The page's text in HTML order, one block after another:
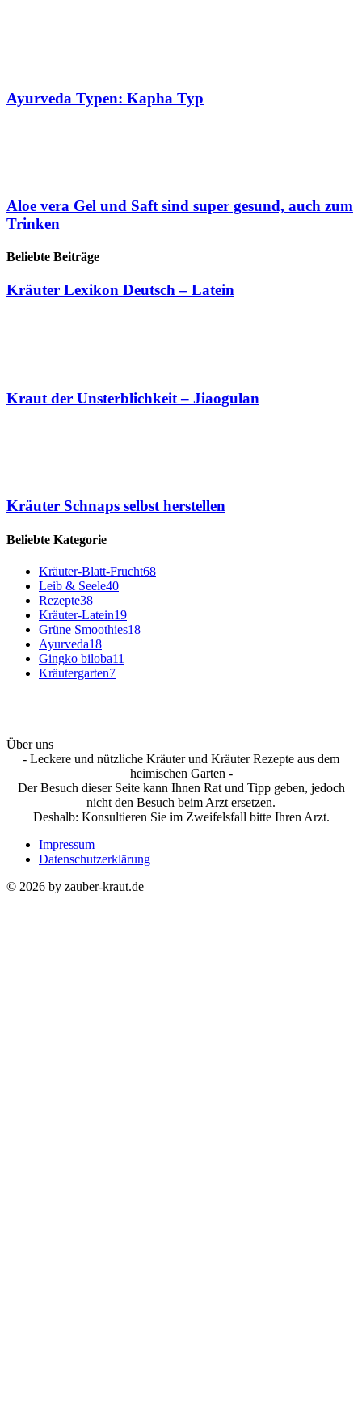
Ayurveda Typen: Kapha Typ
Aloe vera Gel und Saft sind super gesund, auch zum
Trinken
Beliebte Beiträge
Kräuter Lexikon Deutsch – Latein
Kraut der Unsterblichkeit – Jiaogulan
Kräuter Schnaps selbst herstellen
Beliebte Kategorie
Kräuter-Blatt-Frucht68
Leib & Seele40
Rezepte38
Kräuter-Latein19
Grüne Smoothies18
Ayurveda18
Gingko biloba11
Kräutergarten7
Über uns
- Leckere und nützliche Kräuter und Kräuter Rezepte aus dem
heimischen Garten -
Der Besuch dieser Seite kann Ihnen Rat und Tipp geben, jedoch
nicht den Besuch beim Arzt ersetzen.
Deshalb: Konsultieren Sie im Zweifelsfall bitte Ihren Arzt.
Impressum
Datenschutzerklärung
© 2026 by zauber-kraut.de